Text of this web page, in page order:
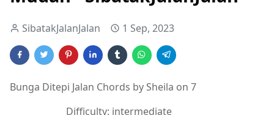
SibatakJalanJalan 1 Sep, 2023
Bunga Ditepi Jalan Chords by Sheila on 7
Difficulty: intermediate